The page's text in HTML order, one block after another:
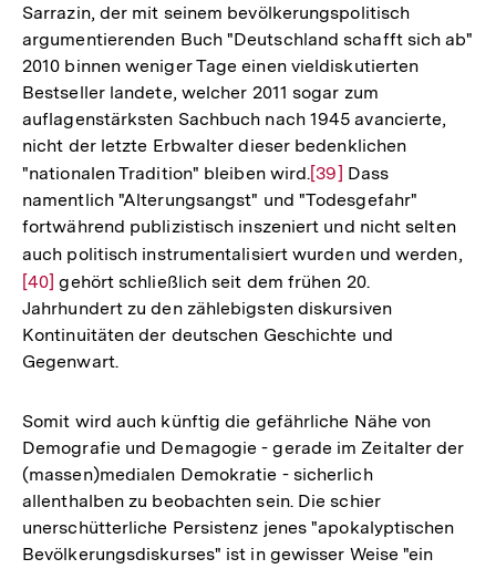
Sarrazin, der mit seinem bevölkerungspolitisch
argumentierenden Buch "Deutschland schafft sich ab"
2010 binnen weniger Tage einen vieldiskutierten
Bestseller landete, welcher 2011 sogar zum
auflagenstärksten Sachbuch nach 1945 avancierte,
nicht der letzte Erbwalter dieser bedenklichen
"nationalen Tradition" bleiben wird.Zur
Auflösung
der
Fußnote
[39] Dass
namentlich "Alterungsangst" und "Todesgefahr"
fortwährend publizistisch inszeniert und nicht selten
auch politisch instrumentalisiert wurden und werden,
[40] gehört schließlich seit dem frühen 20.
Jahrhundert zu den zählebigsten diskursiven
Kontinuitäten der deutschen Geschichte und
Gegenwart.
Somit wird auch künftig die gefährliche Nähe von
Demografie und Demagogie - gerade im Zeitalter der
(massen)medialen Demokratie - sicherlich
allenthalben zu beobachten sein. Die schier
unerschütterliche Persistenz jenes "apokalyptischen
Bevölkerungsdiskurses" ist in gewisser Weise "ein